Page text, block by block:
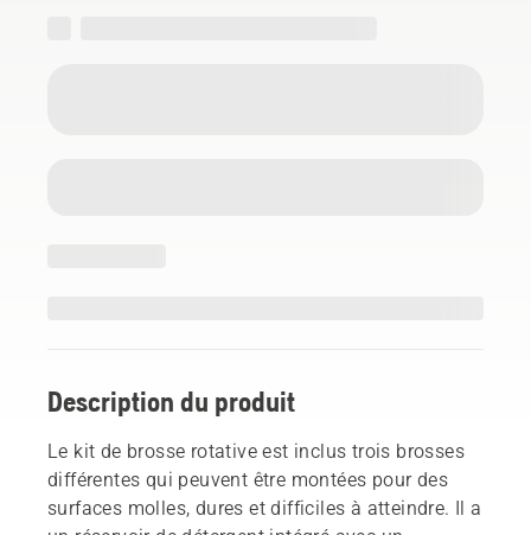
Description du produit
Le kit de brosse rotative est inclus trois brosses
différentes qui peuvent être montées pour des
surfaces molles, dures et difficiles à atteindre. Il a